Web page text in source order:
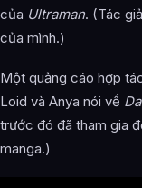
của Ultraman. (Tác
của mình.)
Một quảng cáo hợp
Loid và Anya nói về
trước đó đã tham gia
manga.)